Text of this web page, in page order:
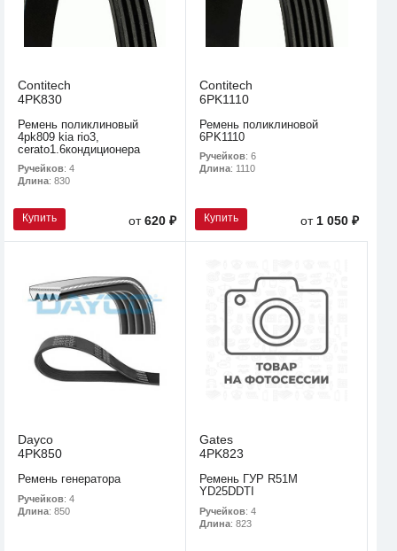
Contitech
4PK830
Ремень поликлиновый
4pk809 kia rio3,
cerato1.6кондиционера
Ручейков: 4
Длина: 830
Купить от620 ₽
Contitech
6PK1110
Ремень поликлиновой
6PK1110
Ручейков: 6
Длина: 1110
Купить от 1 050 ₽
Dayco
4PK850
Ремень генератора
Ручейков: 4
Длина: 850
Gates
4PK823
Ремень ГУР R51M
YD25DDTI
Ручейков: 4
Длина: 823